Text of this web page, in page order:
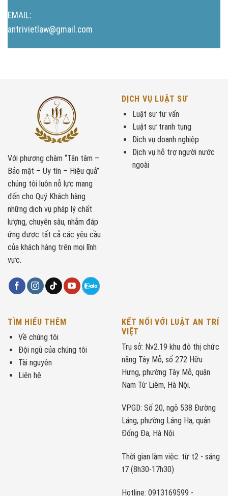
EMAIL:
antrivietlaw@gmail.com
Với phương châm “Tận tâm –
Bảo mật – Uy tín – Hiệu quả”
chúng tôi luôn nỗ lực mang
đến cho Quý Khách hàng
những dịch vụ pháp lý chất
lượng, chuyên sâu, nhằm đáp
ứng được tất cả các yêu cầu
của khách hàng trên mọi lĩnh
vực.
DỊCH VỤ LUẬT SƯ
Luật sư tư vấn
Luật sư tranh tụng
Dịch vụ doanh nghiệp
Dịch vụ hỗ trợ người nước
ngoài
TÌM HIỂU THÊM
Về chúng tôi
Đội ngũ của chúng tôi
Tài nguyên
Liên hệ
KẾT NỐI VỚI LUẬT AN TRÍ
VIỆT
Trụ sở: Nv2.19 khu đô thị chức
năng Tây Mỗ, số 272 Hữu
Hưng, phường Tây Mỗ, quận
Nam Từ Liêm, Hà Nội.
VPGD: Số 20, ngõ 538 Đường
Láng, phường Láng Hạ, quận
Đống Đa, Hà Nội.
Thời gian làm việc: từ t2 - sáng
t7 (8h30-17h30)
Hotline: 0913169599 -